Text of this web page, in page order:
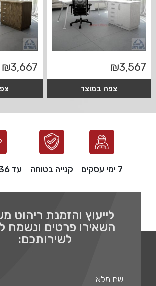
₪3,567
צפה במוצר
₪3,667
7 ימי עסקים קנייה בטוחה עד 36 תשלומים
לייעוץ והזמנת ריהוט
השאירו פרטים ונשמח
לשירותכם: